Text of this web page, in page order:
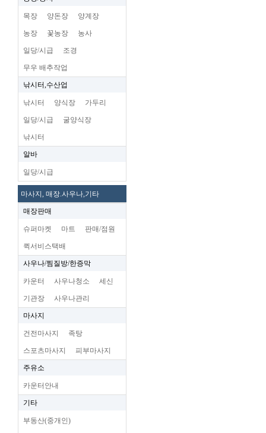
목장 양돈장 양계장
농장 꽃농장 농사
일당/시급 조경
무우 배추작업
낚시터,수산업
낚시터 양식장 가두리
일당/시급 굴양식장
낚시터
알바
일당/시급
마사지, 매장.사우나,기타
매장판매
슈퍼마켓 마트 판매/점원
퀵서비스택배
사우나/찜질방/한증막
카운터 사우나청소 세신
기관장 사우나관리
마사지
건전마사지 족탕
스포츠마사지 피부마사지
주유소
카운터안내
기타
부동산(중개인)